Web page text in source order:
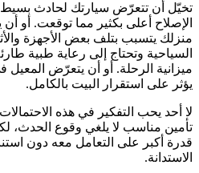
تخيّل أن تتعرّض سيارتك لحادث
الإصلاح أعلى بكثير مما توقعت. أو
منزلك يتسبب بتلف بعض الأجهزة
السياحية وتحتاج إلى رعاية طبية
ميزانية الرحلة. أو أن يتعرّض
يؤثر على استقرار البيت بالكامل.
لا أحد يحب التفكير في هذه
تأمين مناسب لا يلغي وقوع الحدث،
قدرة أكبر على التعامل معه دون
الاستدانة.